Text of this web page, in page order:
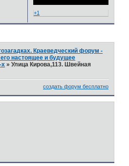
+1
Краеведческий форум -
настоящее и будущее
х »Улица Кирова,113. Швейная
создать форум бесплатно